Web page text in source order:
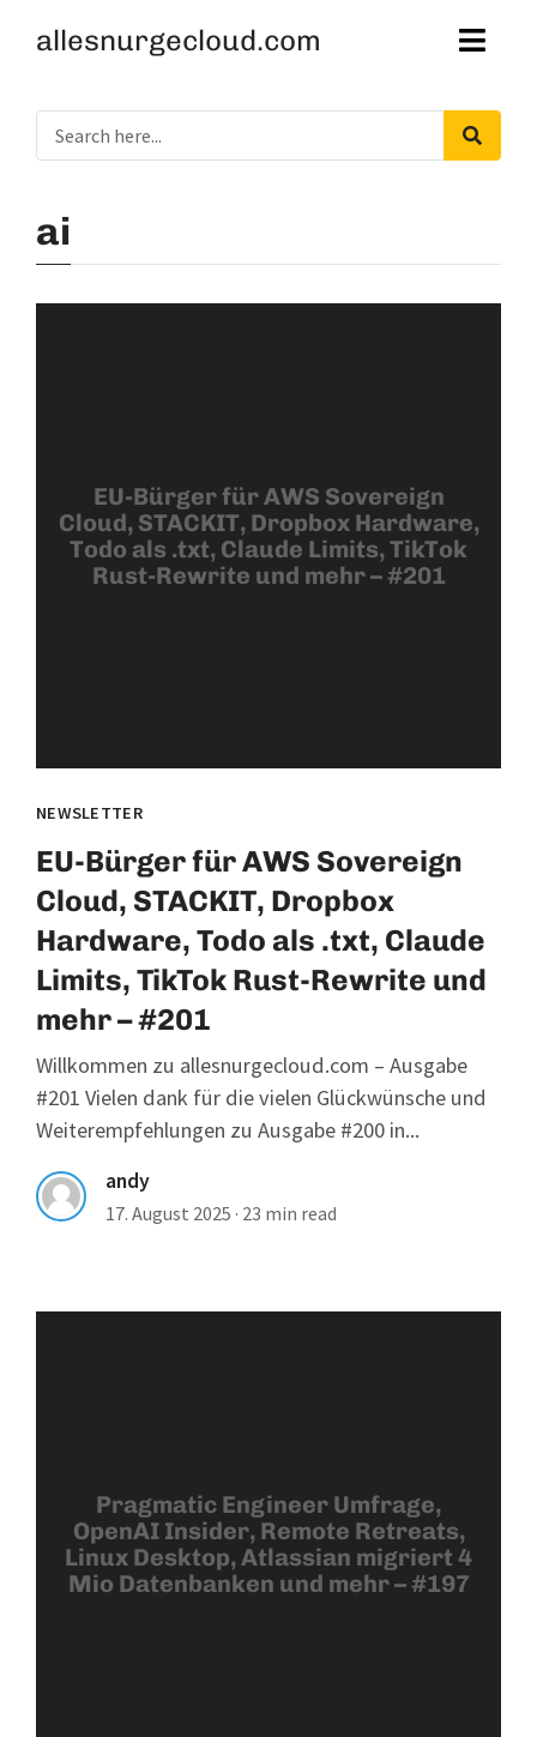
allesnurgecloud.com
ai
EU-Bürger für AWS Sovereign
Cloud, STACKIT, Dropbox Hardware,
Todo als .txt, Claude Limits, TikTok
Rust-Rewrite und mehr – #201
NEWSLETTER
EU-Bürger für AWS Sovereign
Cloud, STACKIT, Dropbox
Hardware, Todo als .txt, Claude
Limits, TikTok Rust-Rewrite und
mehr – #201
Willkommen zu allesnurgecloud.com – Ausgabe
#201 Vielen dank für die vielen Glückwünsche und
Weiterempfehlungen zu Ausgabe #200 in...
andy
17. August 2025 · 23 min read
Pragmatic Engineer Umfrage,
OpenAI Insider, Remote Retreats,
Linux Desktop, Atlassian migriert 4
Mio Datenbanken und mehr – #197